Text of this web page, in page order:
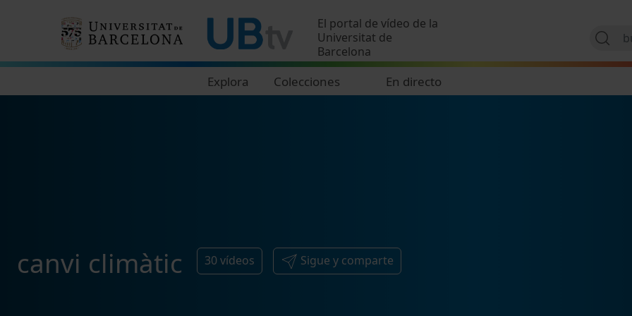
El portal de vídeo de la
Universitat de
Barcelona
Explora Colecciones En directo
canvi climàtic 30 vídeos Sigue y comparte